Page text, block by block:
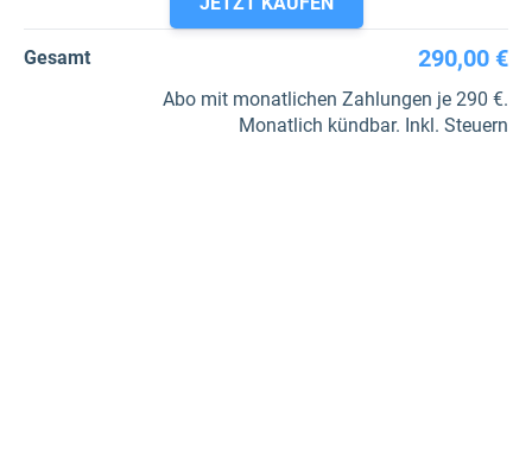
Gesamt 290,00 €
Abo mit monatlichen Zahlungen je 290 €.
Monatlich kündbar. Inkl. Steuern